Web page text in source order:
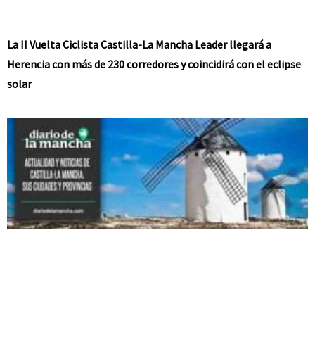
La II Vuelta Ciclista Castilla-La Mancha Leader llegará a
Herencia con más de 230 corredores y coincidirá con el eclipse
solar